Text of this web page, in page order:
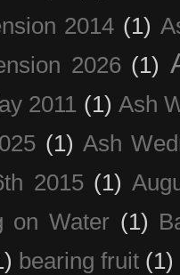
2014 (1)
2026 (1)
2011 (1) Ash
(1) Ash
2015 (1)
on Water (1)
bearing fruit (1)